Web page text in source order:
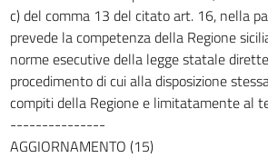
c) del comma 13 del citato art. 16, nella
prevede la competenza della Regione
norme esecutive della legge statale
procedimento di cui alla disposizione
compiti della Regione e limitatamente al
---------------
AGGIORNAMENTO (15)